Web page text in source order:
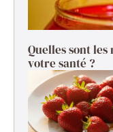
Quelles sont
votre santé ?